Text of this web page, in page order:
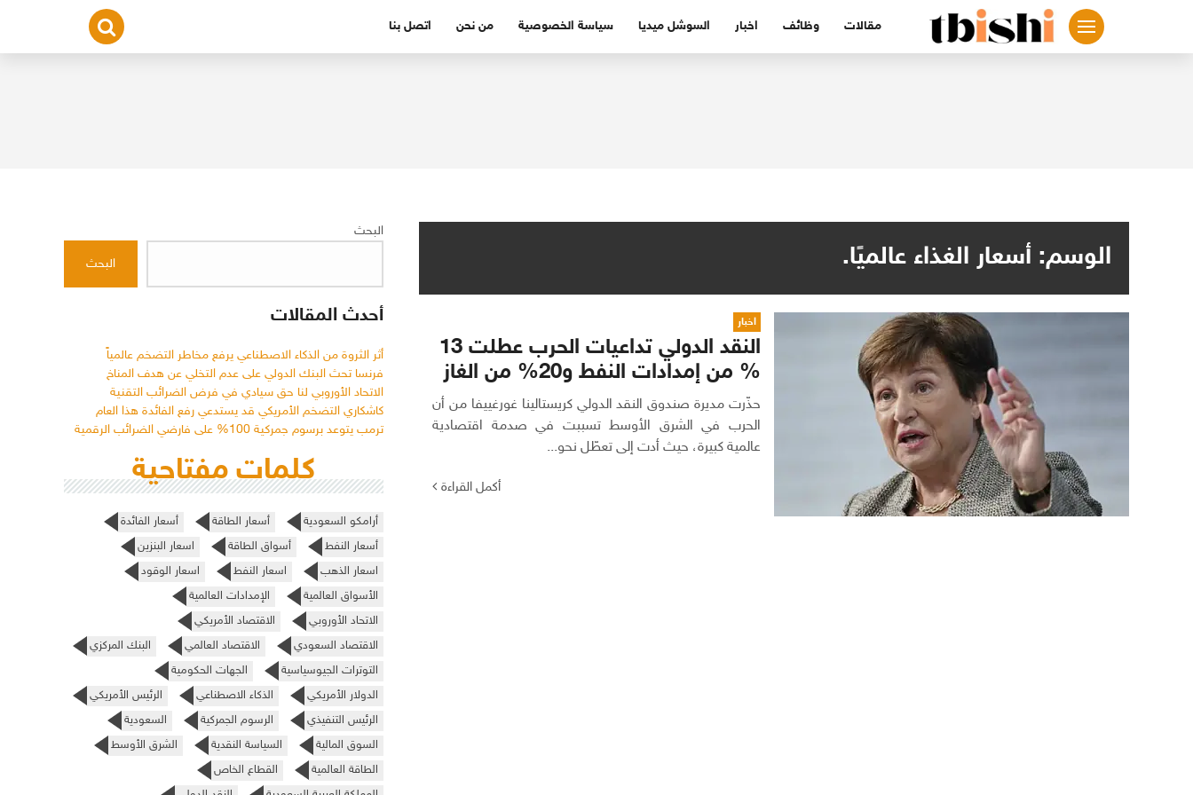
مقالات وظائف اخبار السوشل ميديا سياسة الخصوصية من نحن اتصل بنا
الوسم: أسعار الغذاء عالميًا.
اخبار
النقد الدولي تداعيات الحرب عطلت 13
% من إمدادات النفط و20% من الغاز
حذّرت مديرة صندوق النقد الدولي كريستالينا غورغييفا من أن
الحرب في الشرق الأوسط تسببت في صدمة اقتصادية
عالمية كبيرة، حيث أدت إلى تعطّل نحو...
أكمل القراءة
البحث
البحث
أحدث المقالات
أثر الثروة من الذكاء الاصطناعي يرفع مخاطر التضخم عالمياً
فرنسا تحث البنك الدولي على عدم التخلي عن هدف المناخ
الاتحاد الأوروبي لنا حق سيادي في فرض الضرائب التقنية
كاشكاري التضخم الأمريكي قد يستدعي رفع الفائدة هذا العام
ترمب يتوعد برسوم جمركية 100% على فارضي الضرائب الرقمية
كلمات مفتاحية
أرامكو السعودية أسعار الطاقة
أسعار الفائدة
أسعار النفط
أسواق الطاقة
اسعار البنزين
اسعار الذهب
اسعار النفط
اسعار الوقود
الأسواق العالمية
الإمدادات العالمية
الاتحاد الأوروبي
الاقتصاد الأمريكي
الاقتصاد السعودي
الاقتصاد العالمي
البنك المركزي
التوترات الجيوسياسية
الجهات الحكومية
الدولار الأمريكي
الذكاء الاصطناعي
الرئيس الأمريكي
الرئيس التنفيذي
الرسوم الجمركية
السعودية
السوق المالية
السياسة النقدية
الشرق الأوسط
الطاقة العالمية
القطاع الخاص